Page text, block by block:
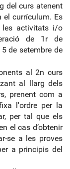
del curs atenent
el currículum. Es
les activitats i/o
de 1r de
de setembre de
al 2n curs
al llarg dels
prenent com a
l'ordre per la
per tal que els
el cas d’obtenir
se a les proves
a principis del